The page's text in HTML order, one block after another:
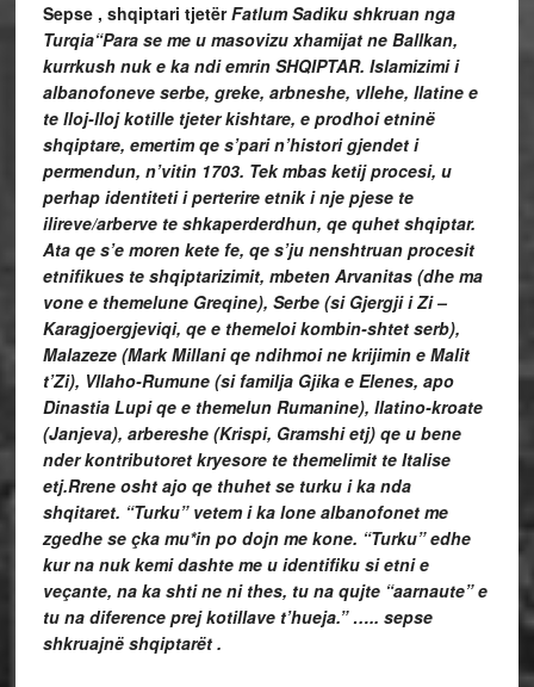
Sepse , shqiptari tjetërFatlum Sadiku shkruan nga
Turqia“Para se me u masovizu xhamijat ne Ballkan,
kurrkush nuk e ka ndi emrin SHQIPTAR. Islamizimi i
albanofoneve serbe, greke, arbneshe, vllehe, llatine e
te lloj-lloj kotille tjeter kishtare, e prodhoi etninë
shqiptare, emertim qe s’pari n’histori gjendet i
permendun, n’vitin 1703. Tek mbas ketij procesi, u
perhap identiteti i perterire etnik i nje pjese te
ilireve/arberve te shkaperderdhun, qe quhet shqiptar.
Ata qe s’e moren kete fe, qe s’ju nenshtruan procesit
etnifikues te shqiptarizimit, mbeten Arvanitas (dhe ma
vone e themelune Greqine), Serbe (si Gjergji i Zi –
Karagjoergjeviqi, qe e themeloi kombin-shtet serb),
Malazeze (Mark Millani qe ndihmoi ne krijimin e Malit
t’Zi), Vllaho-Rumune (si familja Gjika e Elenes, apo
Dinastia Lupi qe e themelun Rumanine), llatino-kroate
(Janjeva), arbereshe (Krispi, Gramshi etj) qe u bene
nder kontributoret kryesore te themelimit te Italise
etj.Rrene osht ajo qe thuhet se turku i ka nda
shqitaret. “Turku” vetem i ka lone albanofonet me
zgedhe se çka mu*in po dojn me kone. “Turku” edhe
kur na nuk kemi dashte me u identifiku si etni e
veçante, na ka shti ne ni thes, tu na qujte “aarnaute” e
tu na diference prej kotillave t’hueja.” ….. sepse
shkruajnë shqiptarët .